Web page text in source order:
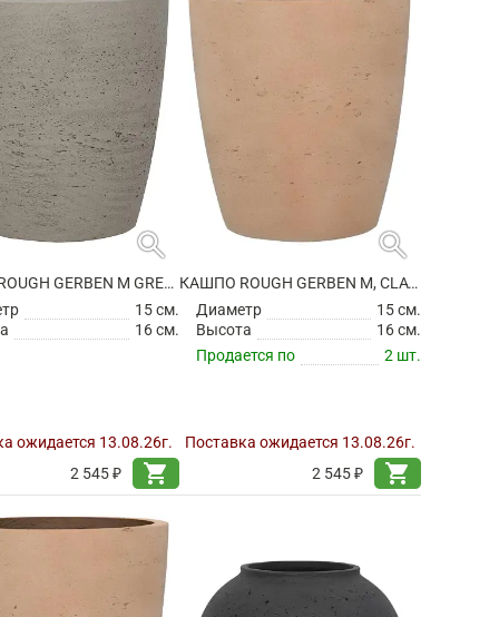
search
КАШПО ROUGH GERBEN M GREY WASHED
15 см.
16 см.
ожидается 13.08.26г.
2 545 ₽
shopping_cart
search
КАШПО ROUGH GERBEN M, CLAY WASHED
Диаметр
15 см.
Высота
16 см.
Продается по
2 шт.
Поставка ожидается 13.08.26г.
2 545 ₽
shopping_cart